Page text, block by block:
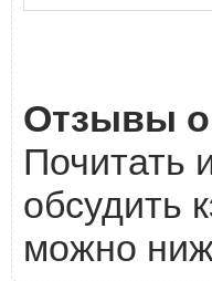
Отзывы о
Почитать
обсудить
можно